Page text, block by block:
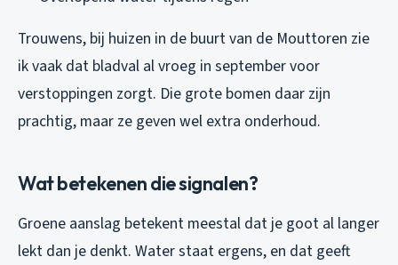
Trouwens, bij huizen in de buurt van de Mouttoren zie
ik vaak dat bladval al vroeg in september voor
verstoppingen zorgt. Die grote bomen daar zijn
prachtig, maar ze geven wel extra onderhoud.
Wat betekenen die signalen?
Groene aanslag betekent meestal dat je goot al langer
lekt dan je denkt. Water staat ergens, en dat geeft